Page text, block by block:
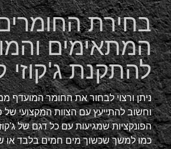
בחירת
המתאימים
להתקנת ג'קוזי
ניתן ורצוי לבחור את החומר המועדף
וחשוב להתייעץ עם הצוות המקצועי
הפונקציות שמגיעות עם כל דגם של
כמו למשך שכשוך מים חמים בלבד או